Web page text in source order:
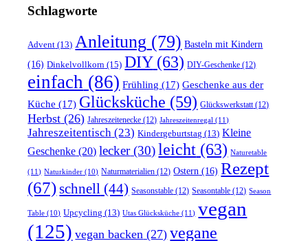
Schlagworte
Advent (13) Anleitung (79) Basteln mit Kindern
(16) Dinkelvollkorn (15) DIY(63) DIY-Geschenke (12)
einfach (86) Frühling (17) Geschenke aus der
Küche (17) Glücksküche (59) Glückswerkstatt(12)
Herbst (26) Jahreszeitenecke (12) Jahreszeitenregal (11)
Jahreszeitentisch (23) Kindergeburtstag (13) Kleine
Geschenke (20) lecker(30) leicht (63) Naturetable
(11) Naturkinder (10) Naturmaterialien (12) Ostern (16) Rezept
(67)schnell (44) Seasonstable (12) Seasontable (12) Season
Table (10) Upcycling (13) Utas Glücksküche (11) vegan
(125) vegan backen (27) vegane